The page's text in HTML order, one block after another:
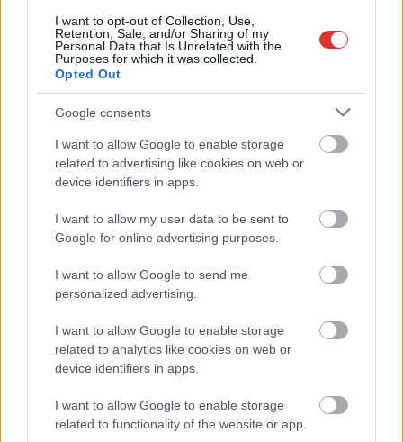
I want to opt-out of Collection, Use,
Retention, Sale, and/or Sharing of my
Personal Data that Is Unrelated with the
Purposes for which it was collected.
Opted Out
Google consents
I want to allow Google to enable storage
related to advertising like cookies on web or
device identifiers in apps.
I want to allow my user data to be sent to
Google for online advertising purposes.
I want to allow Google to send me
personalized advertising.
I want to allow Google to enable storage
related to analytics like cookies on web or
device identifiers in apps.
I want to allow Google to enable storage
related to functionality of the website or app.
Hírlevél feliratkozás
Adja
meg e-mail címét:
Nem szeretne lemaradni semmiről? Csak egy kattintás, és hírlevelünk a
legfrissebb információkkal és exkluzív tartalmakkal hétről hétre
postaládájába érkezik!
A SZOL24 legfrissebb 24 cikke